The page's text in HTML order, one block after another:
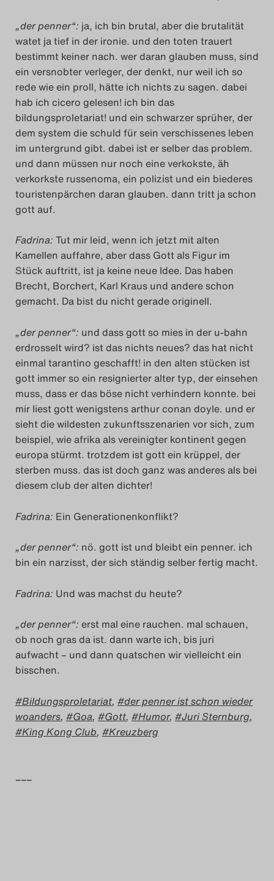
„der penner“: ja, ich bin brutal, aber die brutalität
watet ja tief in der ironie. und den toten trauert
bestimmt keiner nach. wer daran glauben muss, sind
ein versnobter verleger, der denkt, nur weil ich so
rede wie ein proll, hätte ich nichts zu sagen. dabei
hab ich cicero gelesen! ich bin das
bildungsproletariat! und ein schwarzer sprüher, der
dem system die schuld für sein verschissenes leben
im untergrund gibt. dabei ist er selber das problem.
und dann müssen nur noch eine verkokste, äh
verkorkste russenoma, ein polizist und ein biederes
touristenpärchen daran glauben. dann tritt ja schon
gott auf.
Fadrina: Tut mir leid, wenn ich jetzt mit alten
Kamellen auffahre, aber dass Gott als Figur im
Stück auftritt, ist ja keine neue Idee. Das haben
Brecht, Borchert, Karl Kraus und andere schon
gemacht. Da bist du nicht gerade originell.
„der penner“: und dass gott so mies in der u-bahn
erdrosselt wird? ist das nichts neues? das hat nicht
einmal tarantino geschafft! in den alten stücken ist
gott immer so ein resignierter alter typ, der einsehen
muss, dass er das böse nicht verhindern konnte. bei
mir liest gott wenigstens arthur conan doyle. und er
sieht die wildesten zukunftsszenarien vor sich, zum
beispiel, wie afrika als vereinigter kontinent gegen
europa stürmt. trotzdem ist gott ein krüppel, der
sterben muss. das ist doch ganz was anderes als bei
diesem club der alten dichter!
Fadrina: Ein Generationenkonflikt?
„der penner“: nö. gott ist und bleibt ein penner. ich
bin ein narzisst, der sich ständig selber fertig macht.
Fadrina: Und was machst du heute?
„der penner“: erst mal eine rauchen. mal schauen,
ob noch gras da ist. dann warte ich, bis juri
aufwacht – und dann quatschen wir vielleicht ein
bisschen.
Bildungsproletariat,
der penner ist schon wieder
woanders, Goa, Gott, Humor, Juri Sternburg,
King Kong Club, Kreuzberg
–––